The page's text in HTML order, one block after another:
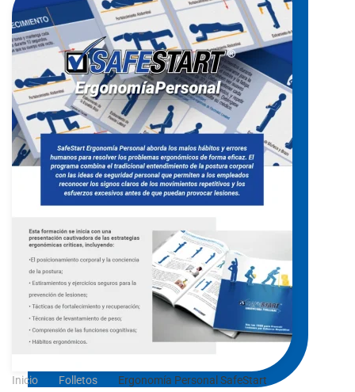
Inicio Folletos Ergonomía Personal SafeStart